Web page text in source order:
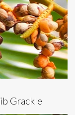
Grackle